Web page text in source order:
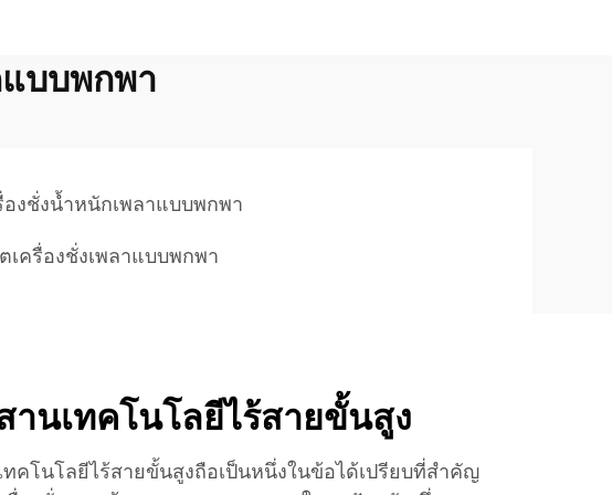
แบบพกพา
องชั่งน้ำหนักเพลาแบบพกพา
เครื่องชั่งเพลาแบบพกพา
านเทคโนโลยีไร้สายขั้นสูง
ทคโนโลยีไร้สายขั้นสูงถือเป็นหนึ่งในข้อได้เปรียบที่สำคัญ